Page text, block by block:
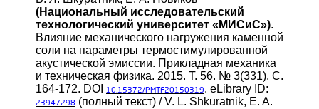
(Национальный исследовательский
технологический университет «МИСиС»).
Влияние механического нагружения каменной
соли на параметры термостимулированной
акустической эмиссии. Прикладная механика
и техническая физика. 2015. Т. 56. № 3(331). С.
164-172. DOI
10.15372/PMTF20150319. eLibrary ID:
23947298 (полный текст) / V. L. Shkuratnik, E. A.